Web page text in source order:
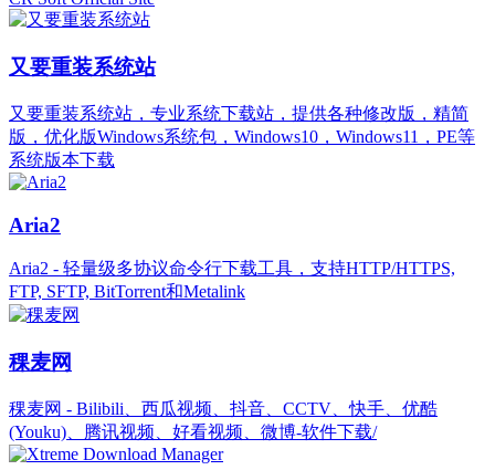
又要重装系统站
又要重装系统站，专业系统下载站，提供各种修改版，精简
版，优化版Windows系统包，Windows10，Windows11，PE等
系统版本下载
Aria2
Aria2 - 轻量级多协议命令行下载工具，支持HTTP/HTTPS,
FTP, SFTP, BitTorrent和Metalink
稞麦网
稞麦网 - Bilibili、西瓜视频、抖音、CCTV、快手、优酷
(Youku)、腾讯视频、好看视频、微博-软件下载/